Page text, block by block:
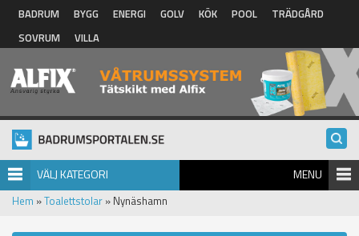
Hoppa till huvudinnehåll
BADRUM BYGG ENERGI GOLV KÖK POOL
TRÄDGÅRD
SOVRUM
VILLA
VÄLJ KATEGORI MENU
Hem »Toalettstolar » Nynäshamn